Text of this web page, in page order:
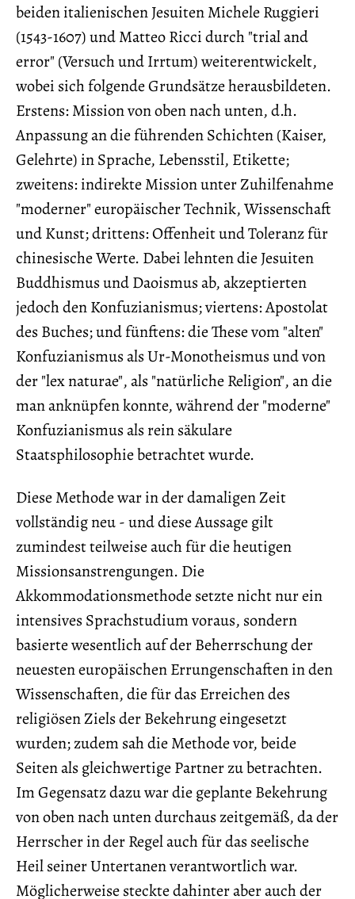
beiden italienischen Jesuiten Michele Ruggieri
(1543-1607) und Matteo Ricci durch "trial and
error" (Versuch und Irrtum) weiterentwickelt,
wobei sich folgende Grundsätze herausbildeten.
Erstens: Mission von oben nach unten, d.h.
Anpassung an die führenden Schichten (Kaiser,
Gelehrte) in Sprache, Lebensstil, Etikette;
zweitens: indirekte Mission unter Zuhilfenahme
"moderner" europäischer Technik, Wissenschaft
und Kunst; drittens: Offenheit und Toleranz für
chinesische Werte. Dabei lehnten die Jesuiten
Buddhismus und Daoismus ab, akzeptierten
jedoch den Konfuzianismus; viertens: Apostolat
des Buches; und fünftens: die These vom "alten"
Konfuzianismus als Ur-Monotheismus und von
der "lex naturae", als "natürliche Religion", an die
man anknüpfen konnte, während der "moderne"
Konfuzianismus als rein säkulare
Staatsphilosophie betrachtet wurde.
Diese Methode war in der damaligen Zeit
vollständig neu - und diese Aussage gilt
zumindest teilweise auch für die heutigen
Missionsanstrengungen. Die
Akkommodationsmethode setzte nicht nur ein
intensives Sprachstudium voraus, sondern
basierte wesentlich auf der Beherrschung der
neuesten europäischen Errungenschaften in den
Wissenschaften, die für das Erreichen des
religiösen Ziels der Bekehrung eingesetzt
wurden; zudem sah die Methode vor, beide
Seiten als gleichwertige Partner zu betrachten.
Im Gegensatz dazu war die geplante Bekehrung
von oben nach unten durchaus zeitgemäß, da der
Herrscher in der Regel auch für das seelische
Heil seiner Untertanen verantwortlich war.
Möglicherweise steckte dahinter aber auch der